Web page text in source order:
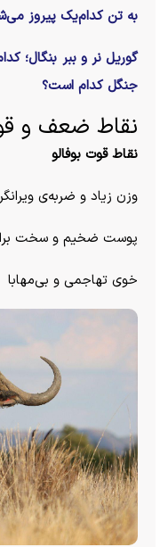
به تن کدام‌یک پیروز
گوریل نر و ببر بنگال؛
جنگل کدام است؟
نقاط ضعف و
نقاط قوت بوفالو
وزن زیاد و ضربه‌ی
پوست ضخیم و سخت
خوی تهاجمی و بی‌مهابا